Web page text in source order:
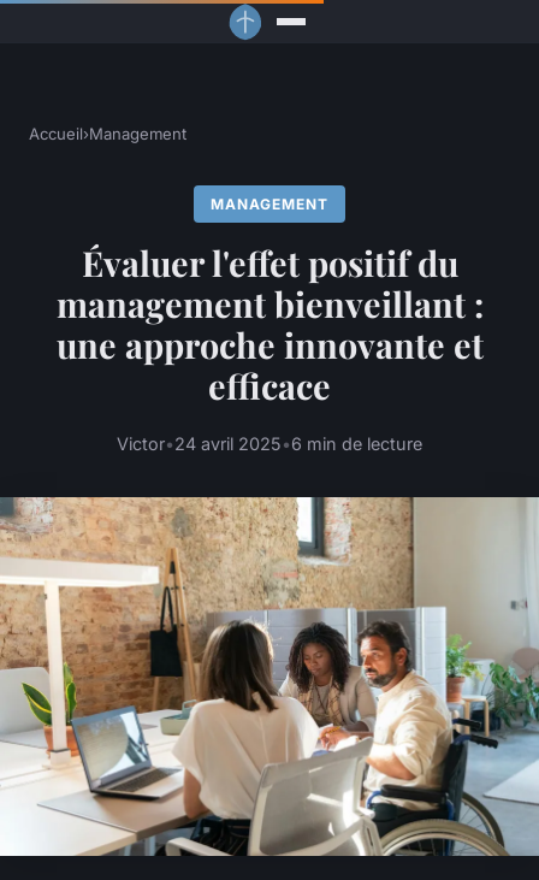
Accueil›Management
MANAGEMENT
Évaluer l'effet positif du
management bienveillant :
une approche innovante et
efficace
Victor•24 avril 2025•6 min de lecture